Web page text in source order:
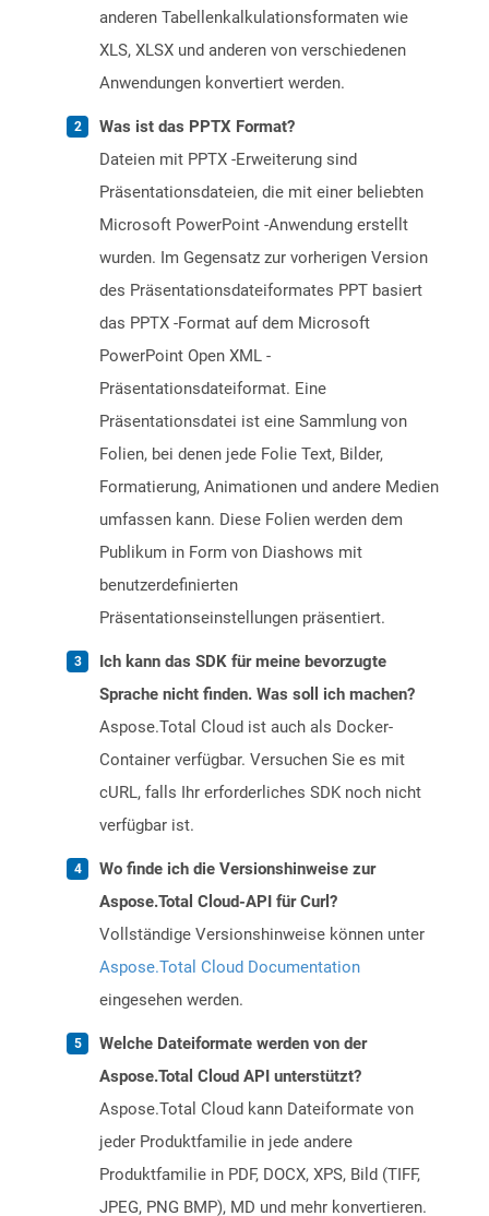
anderen Tabellenkalkulationsformaten wie
XLS, XLSX und anderen von verschiedenen
Anwendungen konvertiert werden.
Was ist das PPTX Format?
Dateien mit PPTX -Erweiterung sind
Präsentationsdateien, die mit einer beliebten
Microsoft PowerPoint -Anwendung erstellt
wurden. Im Gegensatz zur vorherigen Version
des Präsentationsdateiformates PPT basiert
das PPTX -Format auf dem Microsoft
PowerPoint Open XML -
Präsentationsdateiformat. Eine
Präsentationsdatei ist eine Sammlung von
Folien, bei denen jede Folie Text, Bilder,
Formatierung, Animationen und andere Medien
umfassen kann. Diese Folien werden dem
Publikum in Form von Diashows mit
benutzerdefinierten
Präsentationseinstellungen präsentiert.
Ich kann das SDK für meine bevorzugte
Sprache nicht finden. Was soll ich machen?
Aspose.Total Cloud ist auch als Docker-
Container verfügbar. Versuchen Sie es mit
cURL, falls Ihr erforderliches SDK noch nicht
verfügbar ist.
Wo finde ich die Versionshinweise zur
Aspose.Total Cloud-API für Curl?
Vollständige Versionshinweise können unter
Aspose.Total Cloud Documentation
eingesehen werden.
Welche Dateiformate werden von der
Aspose.Total Cloud API unterstützt?
Aspose.Total Cloud kann Dateiformate von
jeder Produktfamilie in jede andere
Produktfamilie in PDF, DOCX, XPS, Bild (TIFF,
JPEG, PNG BMP), MD und mehr konvertieren.